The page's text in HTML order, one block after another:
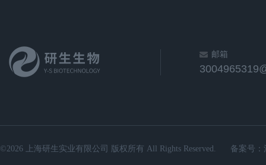
邮箱
©2026 上海研生实业有限公司 版权所有 All Rights Reserved. 备案号：